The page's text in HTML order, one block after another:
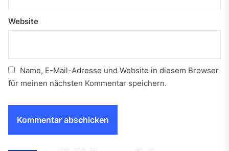
Website
Name, E-Mail-Adresse und Website in diesem Browser
für meinen nächsten Kommentar speichern.